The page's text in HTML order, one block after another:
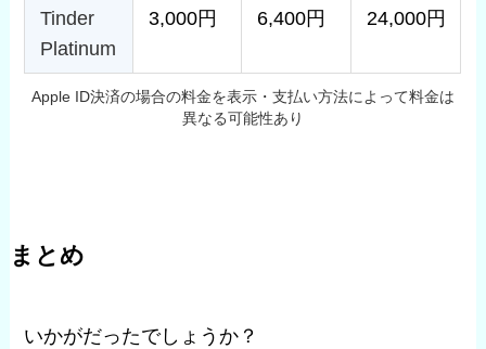
Tinder
Platinum
3,000円 6,400円 24,000円
Apple ID決済の場合の料金を表示・支払い方法によって料金は
異なる可能性あり
まとめ
いかがだったでしょうか？